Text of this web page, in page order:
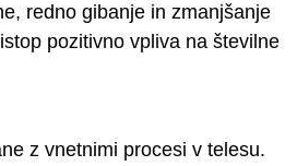
redno gibanje in zmanjšanje
pozitivno vpliva na številne
z vnetnimi procesi v telesu.